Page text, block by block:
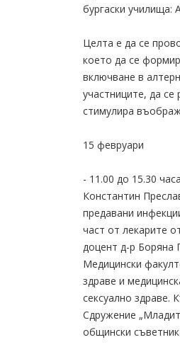
бургаски училища:
Целта е да се
което да се
включване в
участниците, да
стимулира
15 февруари
- 11.00 до 15.30
Константин
предавани
част от лекарите
доцент д-р Боряна
Медицински
здраве и
сексуално
Сдружение
общински